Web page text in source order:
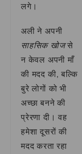
लगे।
अली ने अपनी
साहसिक खोजसे
न केवल अपनी माँ
की मदद की, बल्कि
बुरे लोगों को भी
अच्छा बनने की
प्रेरणा दी। वह
हमेशा दूसरों की
मदद करता रहा